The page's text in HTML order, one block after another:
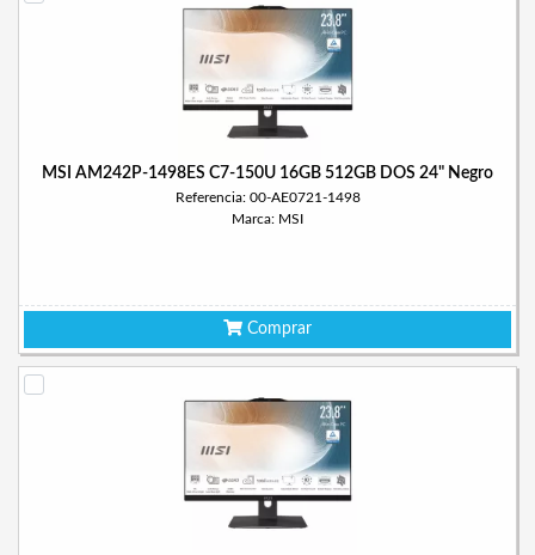
MSI AM242P-1498ES C7-150U 16GB 512GB DOS 24" Negro
Referencia: 00-AE0721-1498
Marca: MSI
Comprar